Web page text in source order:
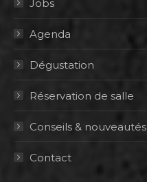
Jobs
Agenda
Dégustation
Réservation de salle
Conseils & nouveautés
Contact